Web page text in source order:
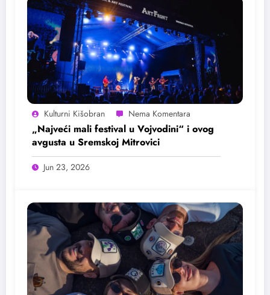
Kulturni Kišobran
„Najveći mali festival u Vojvodini“ i ovog
avgusta u Sremskoj Mitrovici
Jun 23, 2026